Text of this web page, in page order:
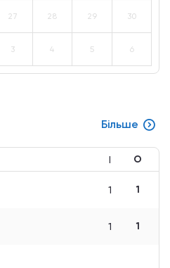
27 28 29 30
3 4 5 6
Більше
І О
1 1
1 1